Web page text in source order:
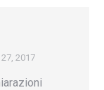
2017